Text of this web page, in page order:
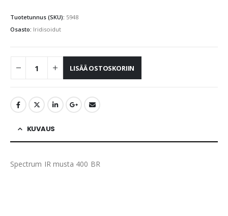
Tuotetunnus (SKU): 5948
Osasto: Iridisoidut
LISÄÄ OSTOSKORIIN
KUVAUS
Spectrum IR musta 400 BR